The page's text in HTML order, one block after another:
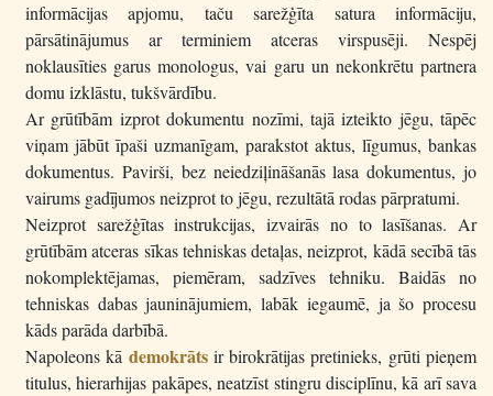
informācijas apjomu, taču sarežģīta satura informāciju,
pārsātinājumus ar terminiem atceras virspusēji. Nespēj
noklausīties garus monologus, vai garu un nekonkrētu partnera
domu izklāstu, tukšvārdību.
Ar grūtībām izprot dokumentu nozīmi, tajā izteikto jēgu, tāpēc
viņam jābūt īpaši uzmanīgam, parakstot aktus, līgumus, bankas
dokumentus. Pavirši, bez neiedziļināšanās lasa dokumentus, jo
vairums gadījumos neizprot to jēgu, rezultātā rodas pārpratumi.
Neizprot sarežģītas instrukcijas, izvairās no to lasīšanas. Ar
grūtībām atceras sīkas tehniskas detaļas, neizprot, kādā secībā tās
nokomplektējamas, piemēram, sadzīves tehniku. Baidās no
tehniskas dabas jauninājumiem, labāk iegaumē, ja šo procesu
kāds parāda darbībā.
Napoleons kā demokrātsir birokrātijas pretinieks, grūti pieņem
titulus, hierarhijas pakāpes, neatzīst stingru disciplīnu, kā arī sava